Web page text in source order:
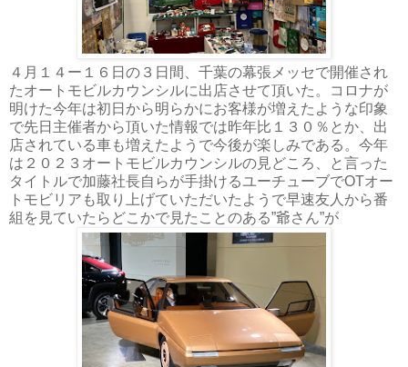
４月１４ー１６日の３日間、千葉の幕張メッセで開催され
たオートモビルカウンシルに出店させて頂いた。コロナが
明けた今年は初日から明らかにお客様が増えたような印象
で先日主催者から頂いた情報では昨年比１３０％とか、出
店されている車も増えたようで今後が楽しみである。今年
は２０２３オートモビルカウンシルの見どころ、と言った
タイトルで加藤社長自らが手掛けるユーチューブでOTオー
トモビリアも取り上げていただいたようで早速友人から番
組を見ていたらどこかで見たことのある”爺さん”が